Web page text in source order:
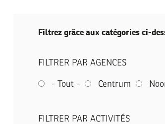
Filtrez grâce aux catégories ci-
FILTRER PAR AGENCES
- Tout - Centrum
FILTRER PAR ACTIVITÉS